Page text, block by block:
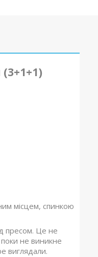
місцем, спинкою
пресом. Це не
не виникне
виглядали.